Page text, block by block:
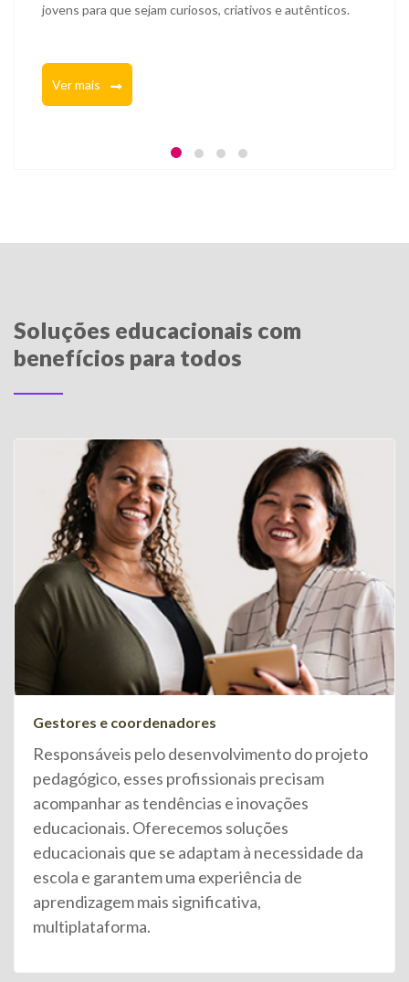
jovens para que sejam curiosos, criativos e autênticos.
Ver mais
Soluções educacionais com
benefícios para todos
Gestores e coordenadores
Responsáveis pelo desenvolvimento do projeto
pedagógico, esses profissionais precisam
acompanhar as tendências e inovações
educacionais. Oferecemos soluções
educacionais que se adaptam à necessidade da
escola e garantem uma experiência de
aprendizagem mais significativa,
multiplataforma.